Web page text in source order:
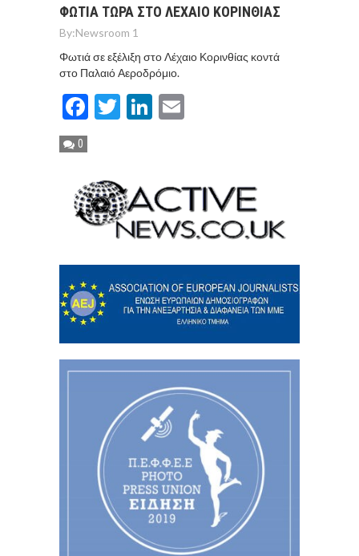
ΦΩΤΙΑ ΤΩΡΑ ΣΤΟ ΛΕΧΑΙΟ ΚΟΡΙΝΘΙΑΣ
By:Newsroom 1
Φωτιά σε εξέλιξη στο Λέχαιο Κορινθίας κοντά
στο Παλαιό Αεροδρόμιο.
Facebook
TwitterLinkedIn
0